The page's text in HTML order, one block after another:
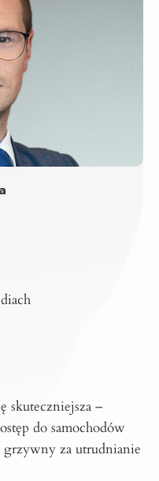
skuteczniejsza –
do samochodów
grzywny za utrudnianie